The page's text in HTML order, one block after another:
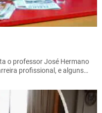
o professor José Hermano
profissional, e alguns…